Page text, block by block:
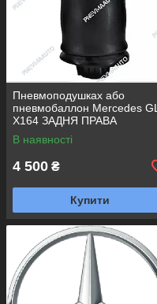
Пневмоподушках або
пневмобаллон Mercedes GL
X164 ЗАДНЯ ПРАВА
В наявності
4 500 ₴
Купити